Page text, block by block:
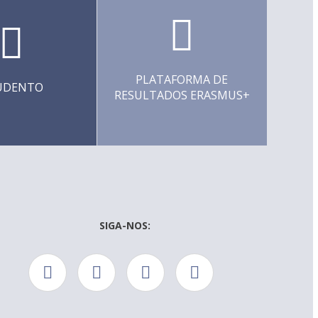
PLATAFORMA DE
RESULTADOS ERASMUS+
SIGA-NOS: